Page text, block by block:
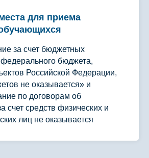
для приема
за счет бюджетных
бюджета,
Российской Федерации,
не оказывается» и
по договорам об
счет средств физических и
лиц не оказывается